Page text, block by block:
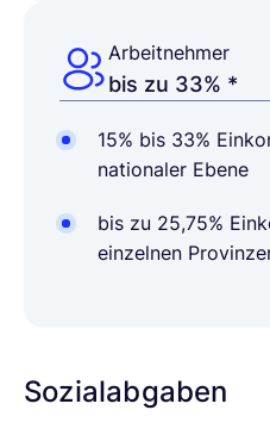
Arbeitnehmer
bis zu 33% *
15% bis 33%
nationaler Ebene
bis zu 25,75%
einzelnen
Sozialabgaben